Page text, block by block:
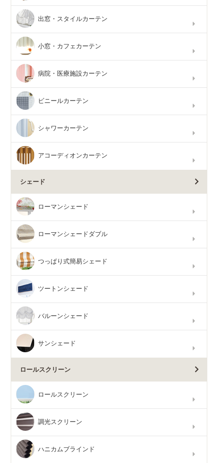
出窓・スタイルカーテン
小窓・カフェカーテン
病院・医療施設カーテン
ビニールカーテン
シャワーカーテン
アコーディオンカーテン
シェード
ローマンシェード
ローマンシェードダブル
つっぱり式簡易シェード
ツートンシェード
バルーンシェード
サンシェード
ロールスクリーン
ロールスクリーン
調光スクリーン
ハニカムブラインド